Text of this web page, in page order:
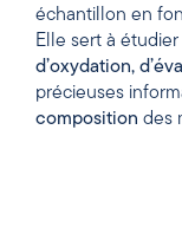
échantillon en
Elle sert à étudier
d’oxydation,
précieuses
composition des